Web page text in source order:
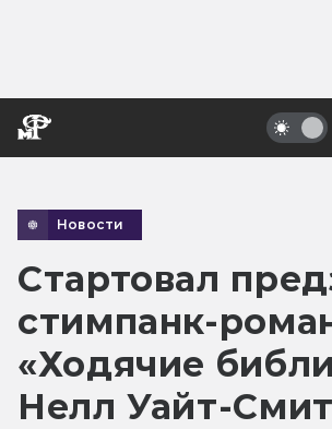
Новости
Стартовал
стимпанк-
«Ходячие
Нелл Уайт-Смит